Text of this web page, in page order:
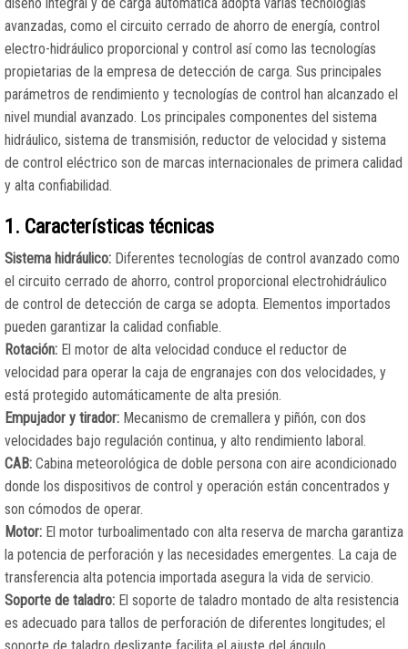
avanzadas, como el circuito cerrado de ahorro de energía, control
electro-hidráulico proporcional y control así como las tecnologías
propietarias de la empresa de detección de carga. Sus principales
parámetros de rendimiento y tecnologías de control han alcanzado el
nivel mundial avanzado. Los principales componentes del sistema
hidráulico, sistema de transmisión, reductor de velocidad y sistema
de control eléctrico son de marcas internacionales de primera calidad
y alta confiabilidad.
1. Características técnicas
Sistema hidráulico: Diferentes tecnologías de control avanzado como
el circuito cerrado de ahorro, control proporcional electrohidráulico
de control de detección de carga se adopta. Elementos importados
pueden garantizar la calidad confiable.
Rotación: El motor de alta velocidad conduce el reductor de
velocidad para operar la caja de engranajes con dos velocidades, y
está protegido automáticamente de alta presión.
Empujador y tirador: Mecanismo de cremallera y piñón, con dos
velocidades bajo regulación continua, y alto rendimiento laboral.
CAB: Cabina meteorológica de doble persona con aire acondicionado
donde los dispositivos de control y operación están concentrados y
son cómodos de operar.
Motor: El motor turboalimentado con alta reserva de marcha garantiza
la potencia de perforación y las necesidades emergentes. La caja de
transferencia alta potencia importada asegura la vida de servicio.
Soporte de taladro: El soporte de taladro montado de alta resistencia
es adecuado para tallos de perforación de diferentes longitudes; el